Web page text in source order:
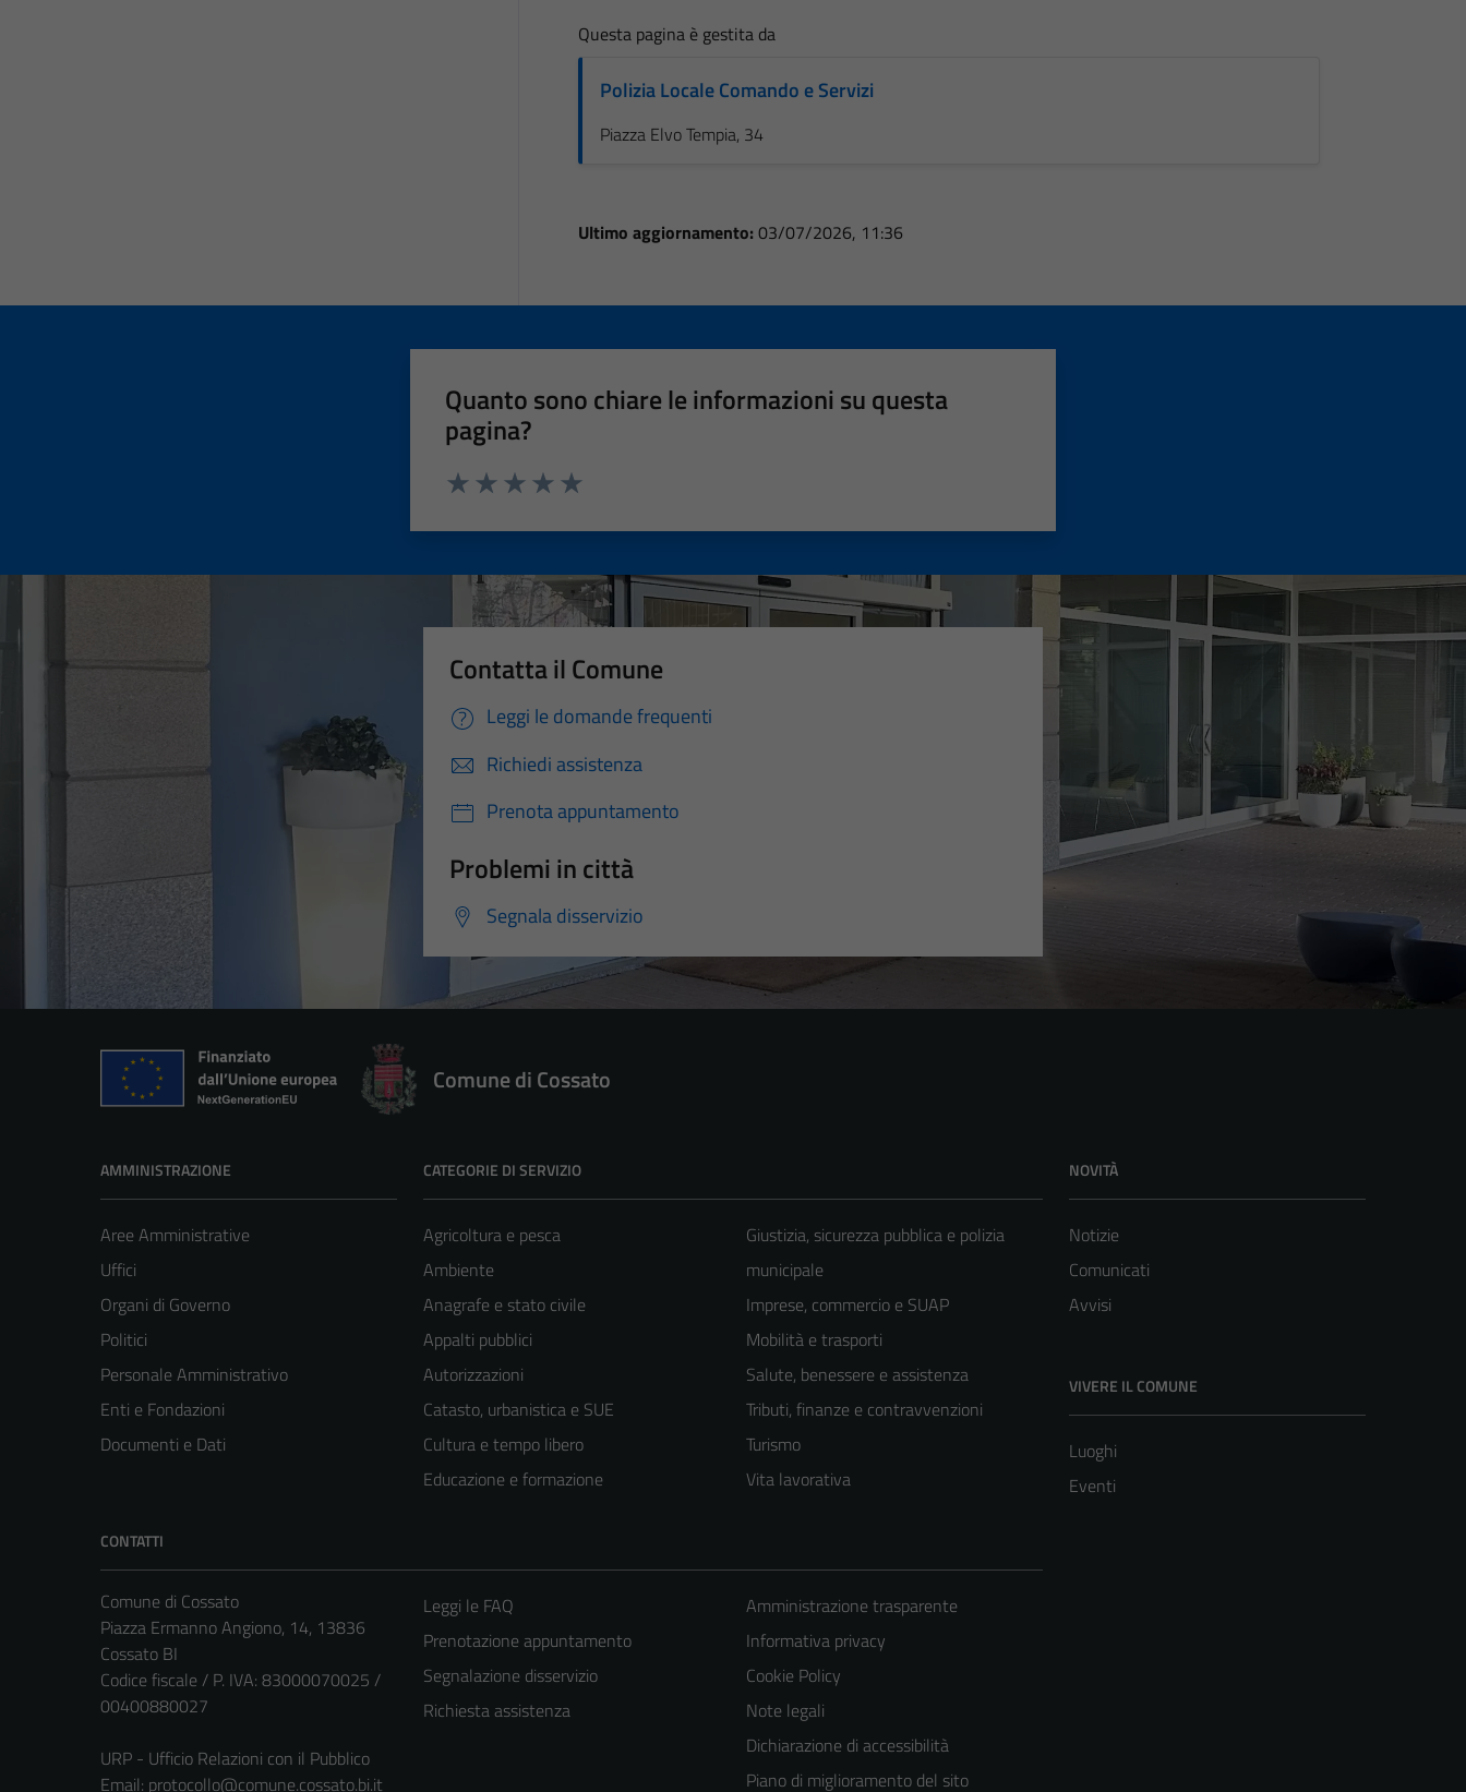
Questa pagina è gestita da
Polizia Locale Comando e Servizi
Piazza Elvo Tempia, 34
Ultimo aggiornamento: 03/07/2026, 11:36
Quanto sono chiare le informazioni su questa
pagina?
Contatta il Comune
Leggi le domande frequenti
Richiedi assistenza
Prenota appuntamento
Problemi in città
Segnala disservizio
Comune di Cossato
AMMINISTRAZIONE
Aree Amministrative
Uffici
Organi di Governo
Politici
Personale Amministrativo
Enti e Fondazioni
Documenti e Dati
CATEGORIE DI SERVIZIO
Agricoltura e pesca
Ambiente
Anagrafe e stato civile
Appalti pubblici
Autorizzazioni
Catasto, urbanistica e SUE
Cultura e tempo libero
Educazione e formazione
Giustizia, sicurezza pubblica e polizia
municipale
Imprese, commercio e SUAP
Mobilità e trasporti
Salute, benessere e assistenza
Tributi, finanze e contravvenzioni
Turismo
Vita lavorativa
NOVITÀ
Notizie
Comunicati
Avvisi
VIVERE IL COMUNE
Luoghi
Eventi
CONTATTI
Comune di Cossato
Piazza Ermanno Angiono, 14, 13836
Cossato BI
Codice fiscale / P. IVA: 83000070025 /
00400880027
URP - Ufficio Relazioni con il Pubblico
Email: protocollo@comune.cossato.bi.it
Leggi le FAQ
Prenotazione appuntamento
Segnalazione disservizio
Richiesta assistenza
Amministrazione trasparente
Informativa privacy
Cookie Policy
Note legali
Dichiarazione di accessibilità
Piano di miglioramento del sito